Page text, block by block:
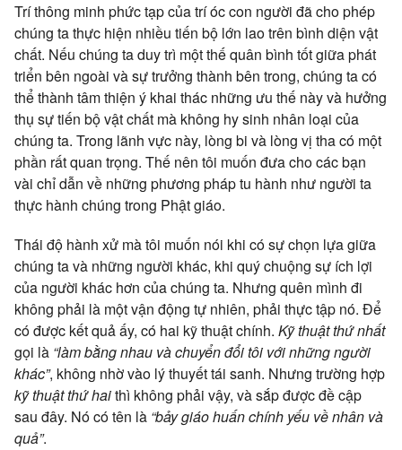
Trí thông minh phức tạp của trí óc con người đã cho phép
chúng ta thực hiện nhiều tiến bộ lớn lao trên bình diện vật
chất. Nếu chúng ta duy trì một thế quân bình tốt giữa phát
triển bên ngoài và sự trưởng thành bên trong, chúng ta có
thể thành tâm thiện ý khai thác những ưu thế này và hưởng
thụ sự tiến bộ vật chất mà không hy sinh nhân loại của
chúng ta. Trong lãnh vực này, lòng bi và lòng vị tha có một
phần rất quan trọng. Thế nên tôi muốn đưa cho các bạn
vài chỉ dẫn về những phương pháp tu hành như người ta
thực hành chúng trong Phật giáo.
Thái độ hành xử mà tôi muốn nói khi có sự chọn lựa giữa
chúng ta và những người khác, khi quý chuộng sự ích lợi
của người khác hơn của chúng ta. Nhưng quên mình đi
không phải là một vận động tự nhiên, phải thực tập nó. Để
có được kết quả ấy, có hai kỹ thuật chính. Kỹ thuật thứ nhất
gọi là “làm bằng nhau và chuyển đổi tôi với những người
khác”, không nhờ vào lý thuyết tái sanh. Nhưng trường hợp
kỹ thuật thứ haithì không phải vậy, và sắp được đề cập
sau đây. Nó có tên là “bảy giáo huấn chính yếu về nhân và
quả”.